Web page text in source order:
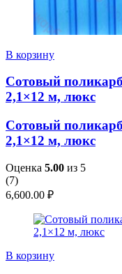
В корзину
Сотовый
2,1×12 м, люкс
Сотовый
2,1×12 м, люкс
Оценка 5.00 из 5
(7)
6,600.00 ₽
В корзину